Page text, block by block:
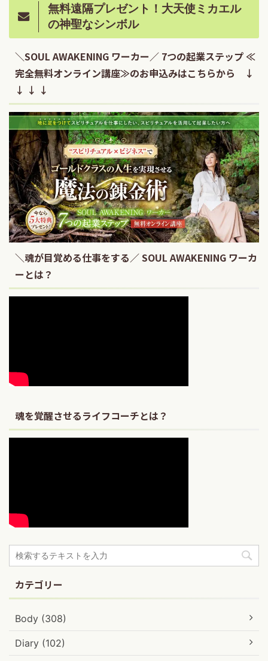
無料遠隔プレゼント！大天使ミカエル
の神聖なシンボル
＼SOUL AWAKENING ワーカー／ 7つの起業ステップ ≪
完全無料オンライン講座≫のお申込みはこちらから ↓
↓ ↓ ↓
＼魂が目覚める仕事をする／ SOUL AWAKENING ワーカ
ーとは？
魂を覚醒させるライフコーチとは？
カテゴリー
Body (308)
Diary (102)